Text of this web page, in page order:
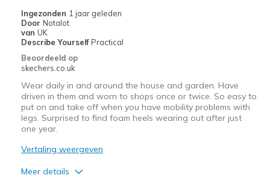
Ingezonden 1 jaar geleden
Door Notalot
van UK
Describe Yourself Practical
Beoordeeld op
skechers.co.uk
Wear daily in and around the house and garden. Have
driven in them and worn to shops once or twice. So easy to
put on and take off when you have mobility problems with
legs. Surprised to find foam heels wearing out after just
one year.
Vertaling weergeven
Meer details